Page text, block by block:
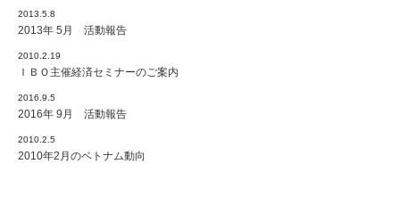
2013.5.8
2013年 5月 活動報告
2010.2.19
ＩＢＯ主催経済セミナーのご案内
2016.9.5
2016年 9月 活動報告
2010.2.5
2010年2月のベトナム動向